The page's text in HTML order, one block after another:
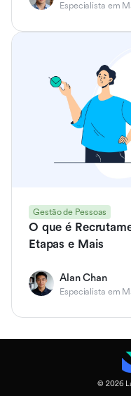
Gestão de Pessoas
O que é
Etapas e Mais
Alan Chan
© 2026